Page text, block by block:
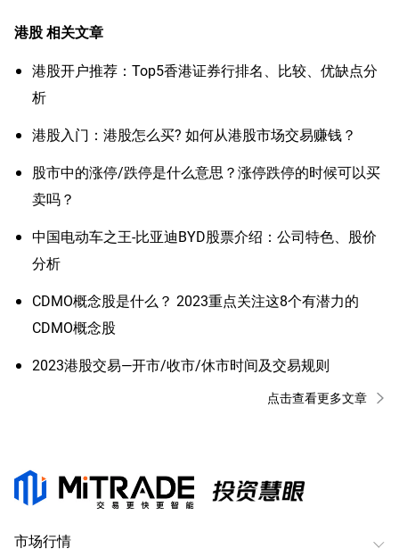
港股相关文章
港股开户推荐：Top5香港证券行排名、比较、优缺点分
析
港股入门：港股怎么买? 如何从港股市场交易赚钱？
股市中的涨停/跌停是什么意思？涨停跌停的时候可以买
卖吗？
中国电动车之王-比亚迪BYD股票介绍：公司特色、股价
分析
CDMO概念股是什么？ 2023重点关注这8个有潜力的
CDMO概念股
2023港股交易—开市/收市/休市时间及交易规则
点击查看更多文章
市场行情